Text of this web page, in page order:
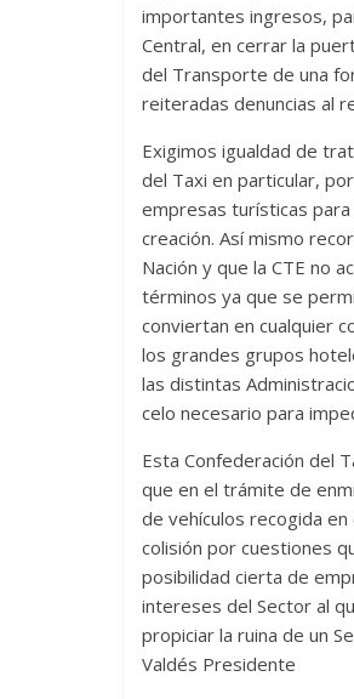
importantes ingresos,
Central, en cerrar la
del Transporte de una
reiteradas denuncias al
Exigimos igualdad de
del Taxi en particular,
empresas turísticas
creación. Así mismo
Nación y que la CTE no
términos ya que se
conviertan en cualquier
los grandes grupos
las distintas
celo necesario para
Esta Confederación del
que en el trámite de
de vehículos recogida
colisión por cuestiones
posibilidad cierta de
intereses del Sector al
propiciar la ruina de un
Valdés Presidente